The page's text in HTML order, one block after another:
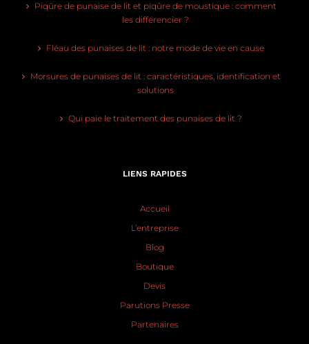
Piqûre de punaise de lit et piqûre de moustique : comment
les différencier ?
Fléau des punaises de lit : notre mode de vie en cause
Morsures de punaises de lit : caractéristiques, identification et
solutions
Qui paie le traitement des punaises de lit ?
LIENS RAPIDES
Accueil
L’entreprise
Blog
Boutique
Devis
Parutions Presse
Partenaires